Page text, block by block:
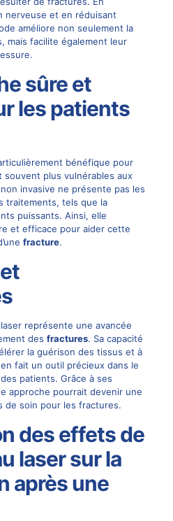
nerveuse et en réduisant
améliore non seulement la
mais facilite également leur
sûre et
les patients
bénéfique pour
plus vulnérables aux
invasive ne présente pas les
traitements, tels que la
puissants. Ainsi, elle
et efficace pour aider cette
fracture.
représente une avancée
des fractures. Sa capacité
la guérison des tissus et à
fait un outil précieux dans le
patients. Grâce à ses
approche pourrait devenir une
de soin pour les fractures.
des effets de
laser sur la
après une